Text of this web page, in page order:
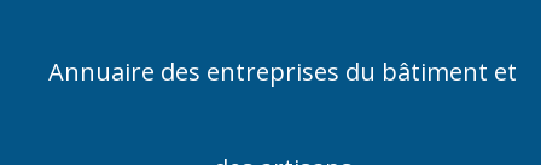
Annuaire des entreprises du bâtiment et